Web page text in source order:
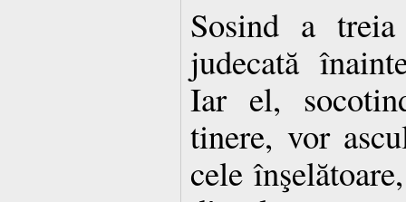
Sosind a
judecată
Iar el,
tinere, vor
cele